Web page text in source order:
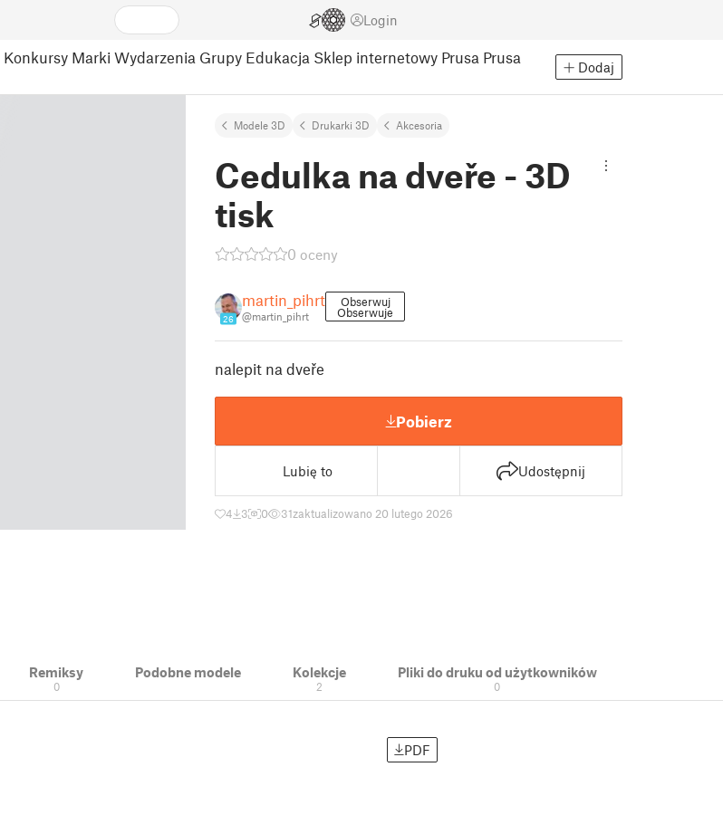
Login
Konkursy Marki Wydarzenia Grupy Edukacja Sklep internetowy Prusa Prusa
Dodaj
Modele 3D Drukarki 3D Akcesoria
Cedulka na dveře - 3D
tisk
0 oceny
26
martin_pihrt
@martin_pihrt
Obserwuj
Obserwuje
nalepit na dveře
Pobierz
Lubię to Udostępnij
4 3 0 31zaktualizowano 20 lutego 2026
Remiksy
0
Podobne modele Kolekcje
2
Pliki do druku od użytkowników
0
PDF